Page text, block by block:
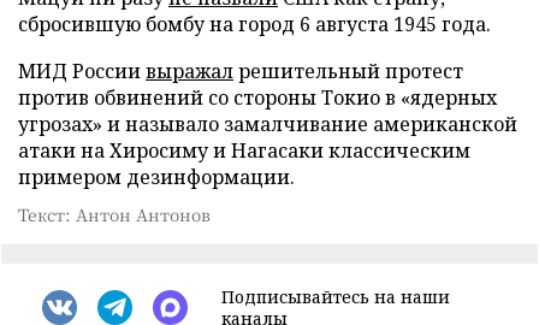
сбросившую бомбу на город 6 августа 1945 года.
МИД Россиивыражалрешительный протест
против обвинений со стороны Токио в «ядерных
угрозах» и называло замалчивание американской
атаки на Хиросиму и Нагасаки классическим
примером дезинформации.
Текст: Антон Антонов
Подписывайтесь на наши
каналы